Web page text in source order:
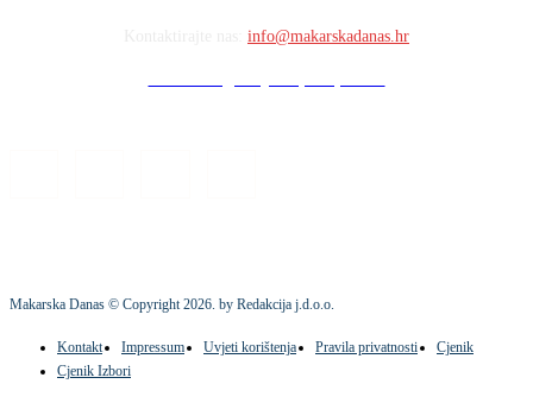
info@makarskadanas.hr
Makarska Danas © Copyright2026. by Redakcija j.d.o.o.
Kontakt Impressum Uvjeti korištenja Pravila privatnosti
Cjenik
Cjenik Izbori